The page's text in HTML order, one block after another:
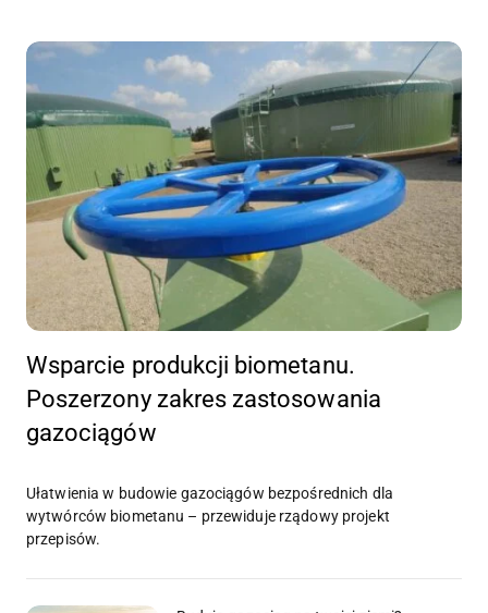
Wsparcie produkcji biometanu.
Poszerzony zakres zastosowania
gazociągów
Ułatwienia w budowie gazociągów bezpośrednich dla
wytwórców biometanu – przewiduje rządowy projekt
przepisów.